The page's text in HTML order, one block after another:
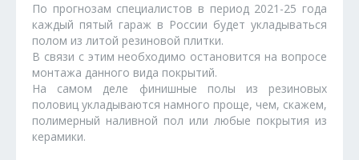
По прогнозам специалистов в период 2021-25 года
каждый пятый гараж в России будет укладываться
полом из литой резиновой плитки.
В связи с этим необходимо остановится на вопросе
монтажа данного вида покрытий.
На самом деле финишные полы из резиновых
половиц укладываются намного проще, чем, скажем,
полимерный наливной пол или любые покрытия из
керамики.